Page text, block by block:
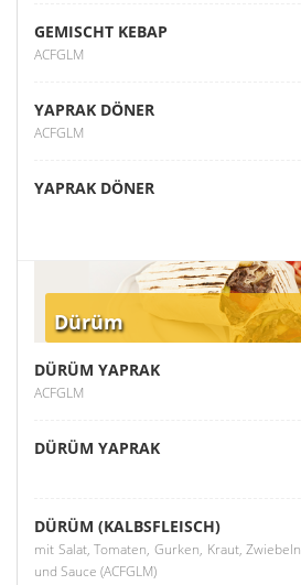
GEMISCHT KEBAP
ACFGLM
YAPRAK DÖNER
ACFGLM
YAPRAK DÖNER
Dürüm
DÜRÜM YAPRAK
ACFGLM
DÜRÜM YAPRAK
DÜRÜM (KALBSFLEISCH)
mit Salat, Tomaten, Gurken, Kraut, Zwiebeln
und Sauce (ACFGLM)